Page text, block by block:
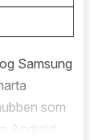
Samsung
som
Android